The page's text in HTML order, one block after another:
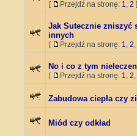
[ Przejdź na stronę: 1, 2 ]
Jak Sutecznie zniszyć
innych
[ Przejdź na stronę: 1, 2,
No i co z tym
[ Przejdź na stronę: 1, 2,
Zabudowa ciepła czy
Miód czy odkład